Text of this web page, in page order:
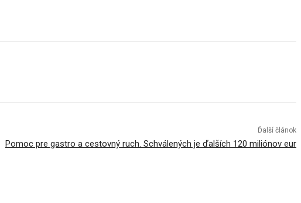
Ďalší článok
Pomoc pre gastro a cestovný ruch. Schválených je ďalších 120 miliónov eur